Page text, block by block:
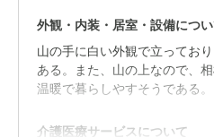
外観・内装・居室・設備につ
山の手に白い外観で立ってお
ある。また、山の上なので、
温暖で暮らしやすそうである。
介護医療サービスについて